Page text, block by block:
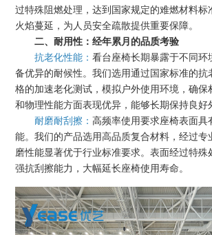
过特殊阻燃处理，达到国家规定的难燃材料标
火焰蔓延，为人员安全疏散提供重要保障。
二、耐用性：经年累月的品质考验
抗老化性能：看台座椅长期暴露于不同环
备优异的耐候性。我们选用通过国家标准的抗
格的加速老化测试，模拟户外使用环境，确保
和物理性能方面表现优异，能够长期保持良好
耐磨耐刮擦：高频率使用要求座椅表面具
能。我们的产品选用高品质复合材料，经过专
磨性能显著优于行业标准要求。表面经过特殊
强抗刮擦能力，大幅延长座椅使用寿命。